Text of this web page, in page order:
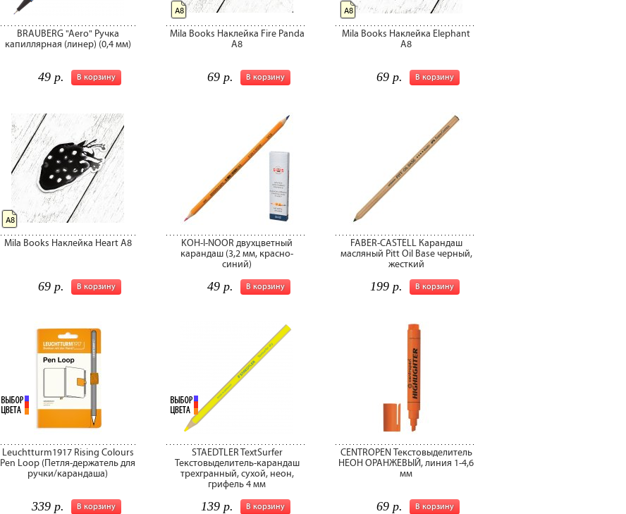
BRAUBERG "Aero" Ручка
капиллярная (линер) (0,4 мм)
В корзину
49 р.
Mila Books Наклейка Fire Panda
A8
В корзину
69 р.
A8
Mila Books Наклейка Elephant
A8
В корзину
69 р.
A8
Mila Books Наклейка Heart A8
В корзину
69 р.
A8
KOH-I-NOOR двухцветный
карандаш (3,2 мм, красно-
синий)
В корзину
49 р.
FABER-CASTELL Карандаш
масляный Pitt Oil Base черный,
жесткий
В корзину
199 р.
Leuchtturm1917 Rising Colours
Pen Loop (Петля-держатель для
ручки/карандаша)
В корзину
339 р.
STAEDTLER TextSurfer
Текстовыделитель-карандаш
трехгранный, сухой, неон,
грифель 4 мм
В корзину
139 р.
CENTROPEN Текстовыделитель
НЕОН ОРАНЖЕВЫЙ, линия 1-4,6
мм
В корзину
69 р.